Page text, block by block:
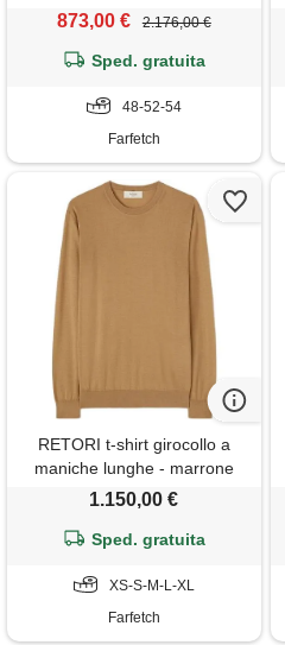
873,00 € 2.176,00 €
Sped. gratuita
48-52-54
Farfetch
RETORI t-shirt girocollo a
maniche lunghe - marrone
1.150,00 €
Sped. gratuita
XS-S-M-L-XL
Farfetch